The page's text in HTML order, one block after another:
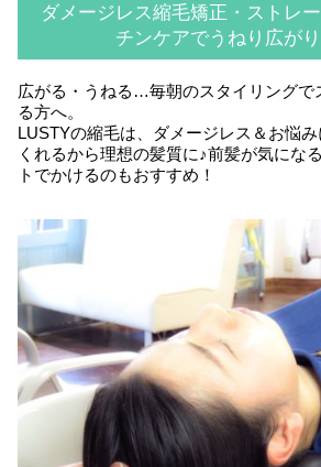
ダメージレス縮毛矯正・ストレ
チンケアでうねり広が
広がる・うねる…毎朝のスタイリングで
る方へ。
LUSTYの縮毛は、ダメージレス＆お悩
くれるから理想の髪質に♪前髪が気にな
トでかけるのもおすすめ！